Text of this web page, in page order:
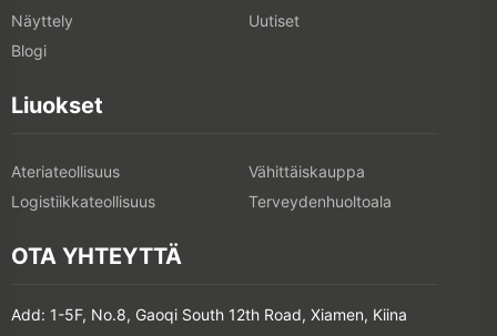
Näyttely
Uutiset
Blogi
Liuokset
Ateriateollisuus
Vähittäiskauppa
Logistiikkateollisuus
Terveydenhuoltoala
OTA YHTEYTTÄ
Add: 1-5F, No.8, Gaoqi South 12th Road, Xiamen, Kiina